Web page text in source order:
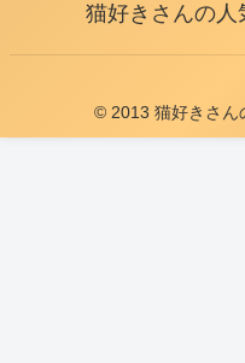
猫好きさんの人
© 2013 猫好きさん